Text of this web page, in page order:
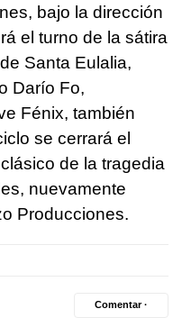
bajo la dirección
el turno de la sátira
Santa Eulalia,
Darío Fo,
Fénix, también
se cerrará el
de la tragedia
nuevamente
Producciones.
Comentar ·